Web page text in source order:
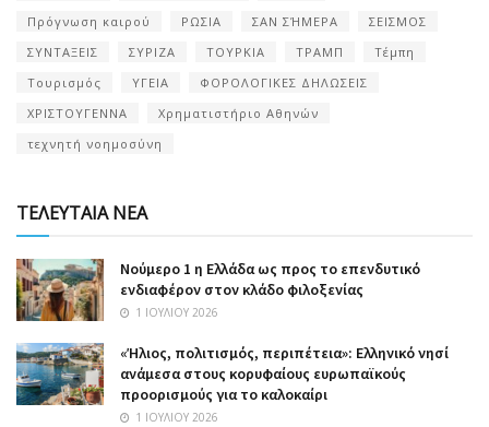
Πρόγνωση καιρού
ΡΩΣΙΑ ΣΑΝ ΣΉΜΕΡΑ
ΣΕΙΣΜΟΣ
ΣΥΝΤΑΞΕΙΣ
ΣΥΡΙΖΑ ΤΟΥΡΚΙΑ ΤΡΑΜΠ
Τέμπη
Τουρισμός
ΥΓΕΙΑ
ΦΟΡΟΛΟΓΙΚΕΣ ΔΗΛΩΣΕΙΣ
ΧΡΙΣΤΟΥΓΕΝΝΑ
Χρηματιστήριο Αθηνών
τεχνητή νοημοσύνη
ΤΕΛΕΥΤΑΙΑ ΝΕΑ
Nούμερο 1 η Ελλάδα ως προς το επενδυτικό
ενδιαφέρον στον κλάδο φιλοξενίας
1 ΙΟΥΛΊΟΥ 2026
«Ήλιος, πολιτισμός, περιπέτεια»: Ελληνικό νησί
ανάμεσα στους κορυφαίους ευρωπαϊκούς
προορισμούς για το καλοκαίρι
1 ΙΟΥΛΊΟΥ 2026